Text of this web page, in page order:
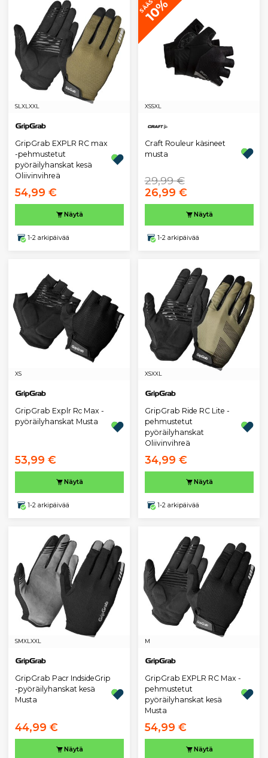
SLXLXXL
GripGrab EXPLR RC max
-pehmustetut
pyöräilyhanskat kesä
Oliivinvihreä
54,99 €
Näytä
1-2 arkipäivää
10%
XSSXL
Craft Rouleur käsineet
musta
29,99 €
26,99 €
Näytä
1-2 arkipäivää
XS
GripGrab Explr Rc Max -
pyöräilyhanskat Musta
53,99 €
Näytä
1-2 arkipäivää
XSXXL
GripGrab Ride RC Lite -
pehmustetut
pyöräilyhanskat
Oliivinvihreä
34,99 €
Näytä
1-2 arkipäivää
SMXLXXL
GripGrab Pacr IndsideGrip
-pyöräilyhanskat kesä
Musta
44,99 €
Näytä
M
GripGrab EXPLR RC Max -
pehmustetut
pyöräilyhanskat kesä
Musta
54,99 €
Näytä